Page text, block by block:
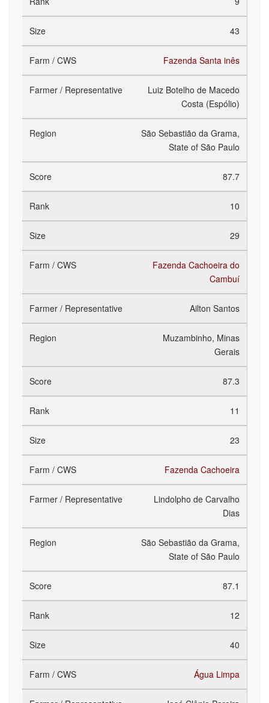
43
Fazenda Santa inês
Luiz Botelho de Macedo
Costa (Espólio)
São Sebastião da Grama,
State of São Paulo
87.7
10
29
Fazenda Cachoeira do
Cambuí
Ailton Santos
Muzambinho, Minas
Gerais
87.3
11
23
Fazenda Cachoeira
Lindolpho de Carvalho
Dias
São Sebastião da Grama,
State of São Paulo
87.1
12
40
Água Limpa